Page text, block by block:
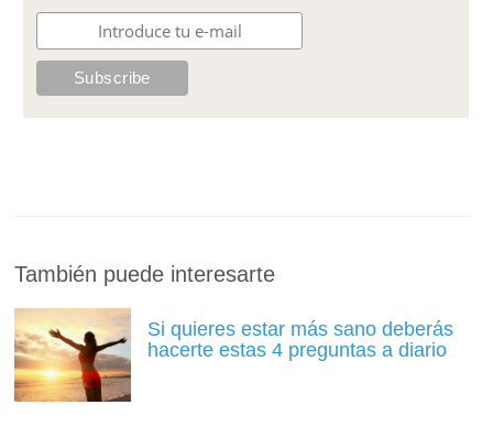
También puede interesarte
Si quieres estar más sano deberás
hacerte estas 4 preguntas a diario